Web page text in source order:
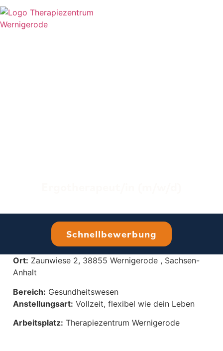
Schnellbewerbung
Ergotherapeut/in (m/w/d)
Ort: Zaunwiese 2, 38855 Wernigerode , Sachsen-
Anhalt
Bereich: Gesundheitswesen
Anstellungsart: Vollzeit, flexibel wie dein Leben
Arbeitsplatz: Therapiezentrum Wernigerode